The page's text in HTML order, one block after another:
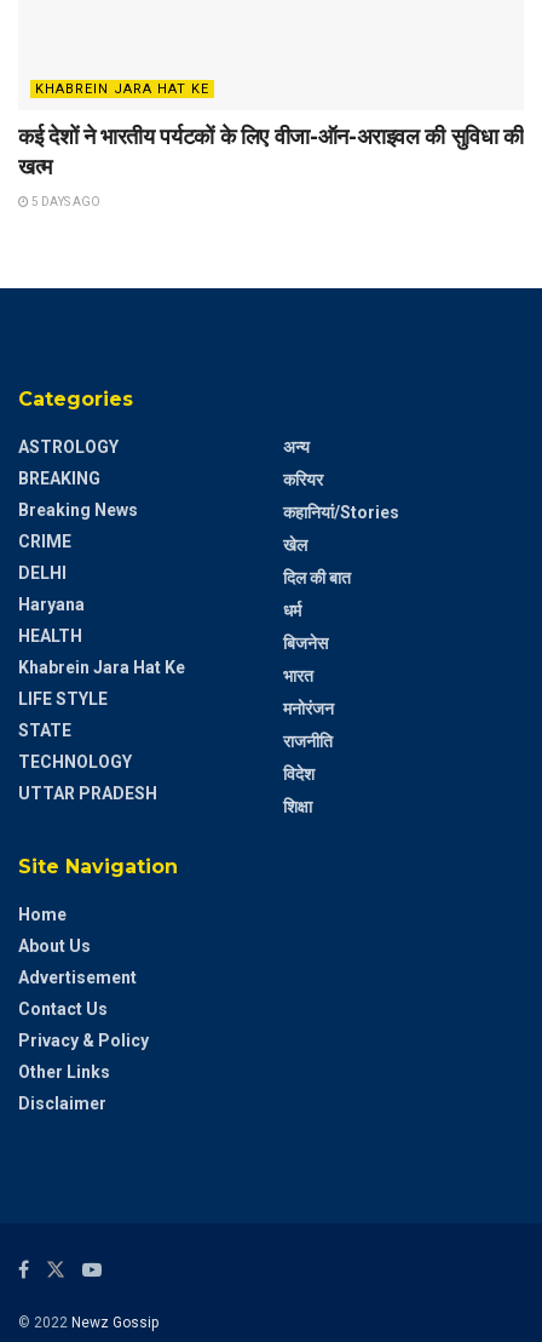
KHABREIN JARA HAT KE
कई देशों ने भारतीय पर्यटकों के लिए वीजा-ऑन-अराइवल की सुविधा की
खत्म
5 DAYS AGO
Categories
ASTROLOGY
BREAKING
Breaking News
CRIME
DELHI
Haryana
HEALTH
Khabrein Jara Hat Ke
LIFE STYLE
STATE
TECHNOLOGY
UTTAR PRADESH
अन्य
करियर
कहानियां/Stories
खेल
दिल की बात
धर्म
बिजनेस
भारत
मनोरंजन
राजनीति
विदेश
शिक्षा
Site Navigation
Home
About Us
Advertisement
Contact Us
Privacy & Policy
Other Links
Disclaimer
© 2022 Newz Gossip